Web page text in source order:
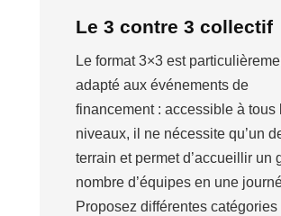
Le 3 contre 3 collectif
Le format 3×3 est
adapté aux événements de
financement : accessible à tous
niveaux, il ne nécessite qu’un
terrain et permet d’accueillir un
nombre d’équipes en une
Proposez différentes catégories